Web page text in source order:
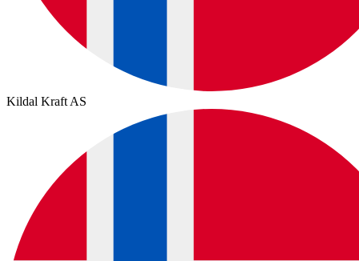
Kildal Kraft AS